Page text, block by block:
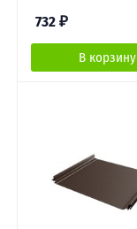
732 ₽
В корзину